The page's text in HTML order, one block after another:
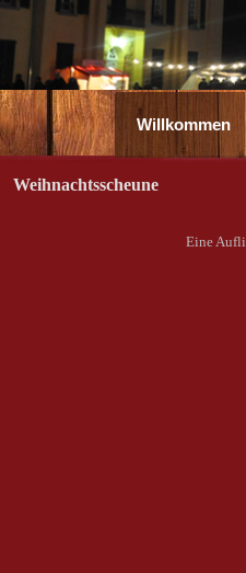
Willkommen
Weihnachtsscheune
Eine